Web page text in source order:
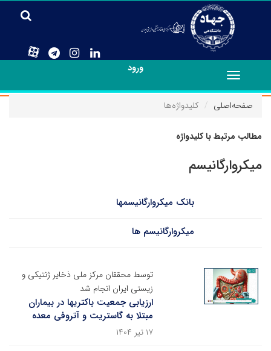
ورود
Toggle
navigation
صفحه‌اصلی
کلیدواژه‌ها
مطالب مرتبط با کلیدواژه
میکروارگانیسم
بانک میکروارگانیسمها
میکروارگانیسم ها
توسط محققان مرکز ملی ذخایر ژنتیکی و
زیستی ایران انجام شد
ارزیابی جمعیت باکتریها در بیماران
مبتلا به گاستریت و آتروفی معده
۱۷ تیر ۱۴۰۴